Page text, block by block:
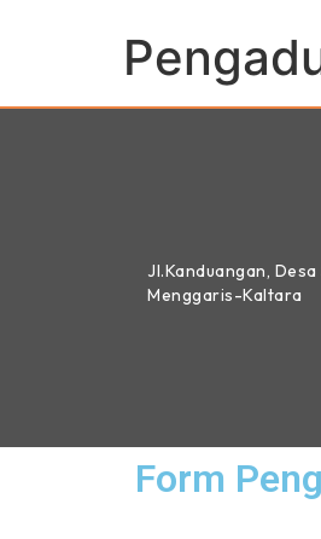
Jl.Kanduangan,
Menggaris-Kaltara
Form